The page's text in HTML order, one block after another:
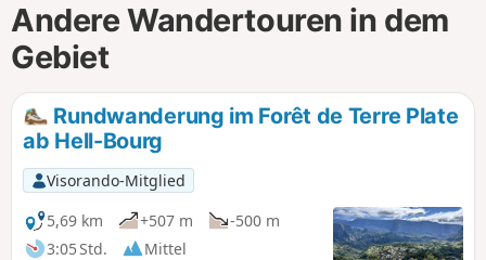
Andere Wandertouren in dem
Gebiet
Rundwanderung im Forêt de Terre Plate
ab Hell-Bourg
Visorando-Mitglied
5,69 km
+507 m
-500 m
3:05 Std.
Mittel